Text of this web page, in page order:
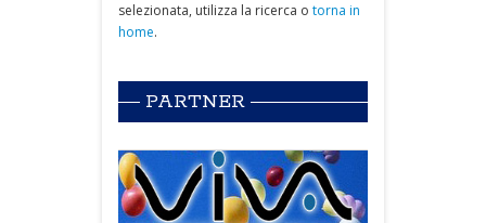
selezionata, utilizza la ricerca o torna in
home.
PARTNER